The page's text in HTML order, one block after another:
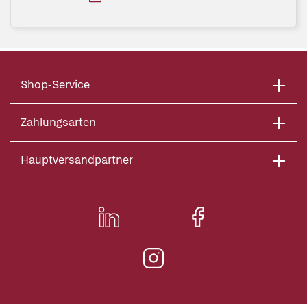
Shop-Service
Zahlungsarten
Hauptversandpartner